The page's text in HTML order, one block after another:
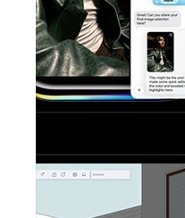
Почему
1 год гарантии
магазине, Вы получаете